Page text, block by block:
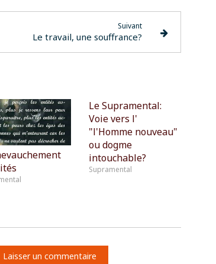
Suivant
Le travail, une souffrance?
Le Supramental:
Voie vers l'
"l'Homme nouveau"
ou dogme
intouchable?
Supramental
Laisser un commentaire